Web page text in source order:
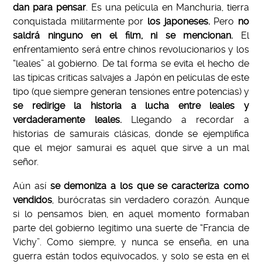
dan para pensar. Es una película en Manchuria, tierra
conquistada militarmente por los japoneses.Pero no
saldrá ninguno en el film, ni se mencionan. El
enfrentamiento será entre chinos revolucionarios y los
“leales” al gobierno. De tal forma se evita el hecho de
las típicas criticas salvajes a Japón en películas de este
tipo (que siempre generan tensiones entre potencias) y
se redirige la historia a lucha entre leales y
verdaderamente leales.Llegando a recordar a
historias de samurais clásicas, donde se ejemplifica
que el mejor samurai es aquel que sirve a un mal
señor.
Aún así se demoniza a los que se caracteriza como
vendidos, burócratas sin verdadero corazón. Aunque
si lo pensamos bien, en aquel momento formaban
parte del gobierno legitimo una suerte de “Francia de
Vichy”. Como siempre, y nunca se enseña, en una
guerra están todos equivocados, y solo se esta en el